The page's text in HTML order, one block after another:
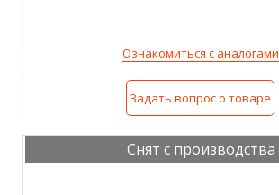
Ознакомиться с аналогами
Задать вопрос о товаре
Снят с производства